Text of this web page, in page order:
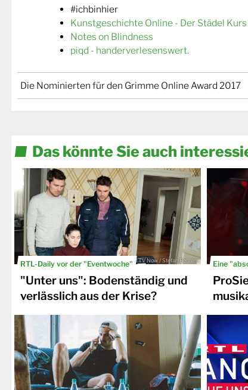
#ichbinhier
Kunstgeschichte Online - Der Städel
Notes on Blindness
piqd - handerverlesenswert.
Die Nominierten für den Grimme Online Award 2017
Das könnte Sie auch
RTL-Daily vor der "Eventwoche" © TV Now / Stefan Behrens
"Unter uns": Bodenständig und
verlässlich aus der Krise?
Eine